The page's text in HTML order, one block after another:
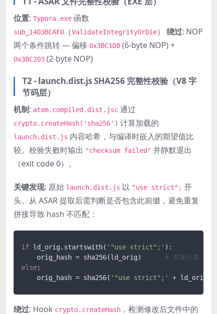
位置: Typora.exe 函数
sub_1403BCAF0 （ValidateIntegrityOrDie） 绕过: NOP
两个条件跳转 — 偏移 0x3BC1D8 (6-byte NOP) +
0x3BC203 (2-byte NOP)
T2 - launch.dist.js SHA256 完整性校验（V8 字
节码层）
机制: atom.compiled.dist.jsc 通过
crypto.createHash('sha256') 计算加载的
launch.dist.js 内容哈希，与编译时嵌入的期望值比
较。校验失败时输出 "checksum failed" 并静默退出
（exit code 0）。
关键发现: 原始 launch.dist.js 以 "use strict"; 开
头。从 ASAR 提取后需判断是否包含此前缀，避免重复
拼接导致 hash 不匹配：
if ld_orig.startswith( '"use strict";' ):
orig_hash = sha256(ld_orig) # 直接计算
else:
orig_hash = sha256( '"use strict";' +
绕过: Hook crypto.createHash ，检测修改后文件中的